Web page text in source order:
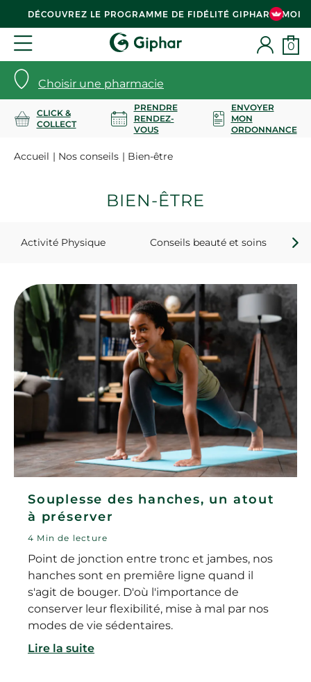
DÉCOUVREZ LE PROGRAMME DE FIDÉLITÉ GIPHAR & MOI
Choisir une pharmacie
0
CLICK &
COLLECT
PRENDRE
RENDEZ-
VOUS
ENVOYER
MON
ORDONNANCE
Accueil Nos conseils Bien-être
BIEN-ÊTRE
Activité Physique Conseils beauté et soins
Souplesse des hanches, un atout
à préserver
4 Min de lecture
Point de jonction entre tronc et jambes, nos
hanches sont en premiêre ligne quand il
s'agit de bouger. D'où l'importance de
conserver leur flexibilité, mise à mal par nos
modes de vie sédentaires.
Lire la suite